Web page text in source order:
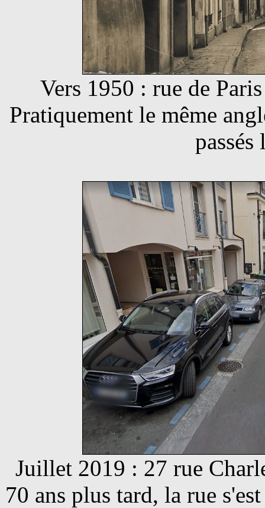
Vers 1950 : rue de
Pratiquement le même
passés
Juillet 2019 : 27 rue
70 ans plus tard, la rue